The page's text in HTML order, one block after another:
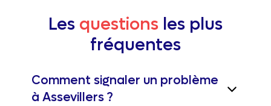
Les questions les plus
fréquentes
Comment signaler un problème
à Assevillers ?